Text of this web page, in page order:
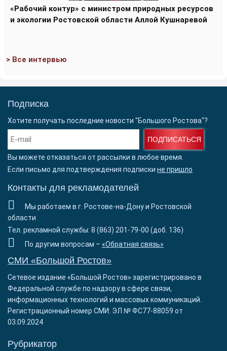
«Рабочий контур» с министром природных ресурсов
и экологии Ростовской области Аллой Кушнаревой
> Все интервью
Подписка
Хотите получать последние новости "Большого Ростова"?
ПОДПИСАТЬСЯ
Вы можете отказаться от рассылки в любое время.
Если письмо для подтверждения подписки не пришло
Контакты для рекламодателей
Мы работаем в г. Ростове-на-Дону и Ростовской
области
Тел. рекламной службы: 8 (863) 201-79-00 (доб. 136)
По другим вопросам – «Обратная связь»
СМИ «Большой Ростов»
Сетевое издание «Большой Ростов» зарегистрировано в
Федеральной службе по надзору в сфере связи,
информационных технологий и массовых коммуникаций.
Регистрационный номер СМИ: ЭЛ № ФС77-88059 от
03.09.2024
Рубрикатор